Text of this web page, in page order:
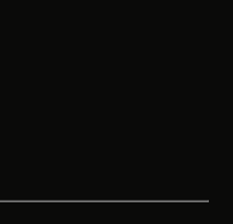
tab
tab
in a new tab
tab